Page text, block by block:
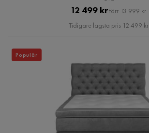
Pris
12 499 krOriginal
Pris
Förr 13 999 kr
Tidigare lägsta pris 12 499 kr
Populär